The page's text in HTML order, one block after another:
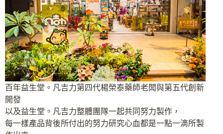
百年益生堂。凡吉力第四代楊榮泰藥師老闆與第五代創新
開發
以及益生堂。凡吉力整體團隊一起共同努力製作，
每一樣產品背後所付出的努力研究心血都是一點一滴所製